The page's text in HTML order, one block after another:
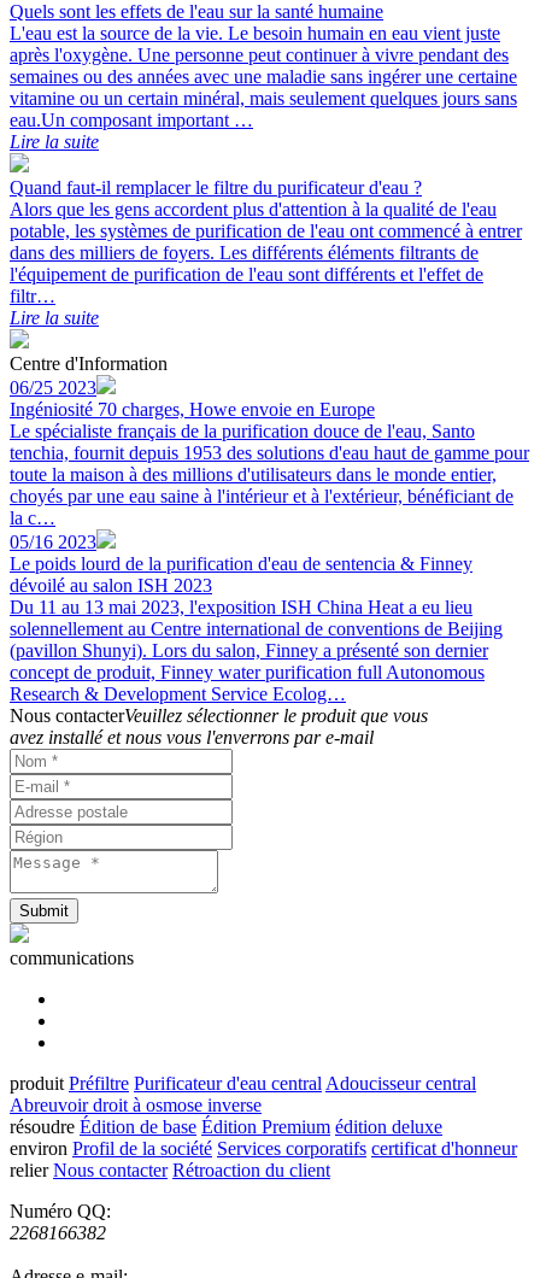
Quels sont les effets de l'eau sur la santé humaine
L'eau est la source de la vie. Le besoin humain en eau vient juste
après l'oxygène. Une personne peut continuer à vivre pendant des
semaines ou des années avec une maladie sans ingérer une certaine
vitamine ou un certain minéral, mais seulement quelques jours sans
eau.Un composant important …
Lire la suite
Quand faut-il remplacer le filtre du purificateur d'eau ?
Alors que les gens accordent plus d'attention à la qualité de l'eau
potable, les systèmes de purification de l'eau ont commencé à entrer
dans des milliers de foyers. Les différents éléments filtrants de
l'équipement de purification de l'eau sont différents et l'effet de
filtr…
Lire la suite
Centre d'Information
06/25 2023
Ingéniosité 70 charges, Howe envoie en Europe
Le spécialiste français de la purification douce de l'eau, Santo
tenchia, fournit depuis 1953 des solutions d'eau haut de gamme pour
toute la maison à des millions d'utilisateurs dans le monde entier,
choyés par une eau saine à l'intérieur et à l'extérieur, bénéficiant de
la c…
05/16 2023
Le poids lourd de la purification d'eau de sentencia & Finney
dévoilé au salon ISH 2023
Du 11 au 13 mai 2023, l'exposition ISH China Heat a eu lieu
solennellement au Centre international de conventions de Beijing
(pavillon Shunyi). Lors du salon, Finney a présenté son dernier
concept de produit, Finney water purification full Autonomous
Research & Development Service Ecolog…
Nous contacterVeuillez sélectionner le produit que vous
avez installé et nous vous l'enverrons par e-mail
Submit
communications
produit Préfiltre Purificateur d'eau central Adoucisseur central
Abreuvoir droit à osmose inverse
résoudre Édition de base Édition Premium édition deluxe
environ Profil de la société Services corporatifs certificat d'honneur
relier Nous contacter Rétroaction du client
Numéro QQ:
2268166382